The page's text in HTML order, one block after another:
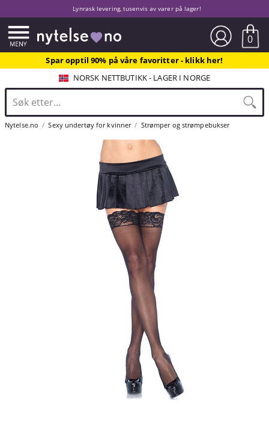
Lynrask levering, tusenvis av varer på lager!
0
Spar opptil 90% på våre favoritter - klikk her!
NORSK NETTBUTIKK - LAGER I NORGE
Nytelse.no Sexy undertøy for kvinner Strømper og strømpebukser